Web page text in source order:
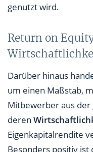
genutzt wird.
Return on
Darüber hinaus
um einen Maßstab,
Mitbewerber aus der
deren
Eigenkapitalrendite
Besonders positiv